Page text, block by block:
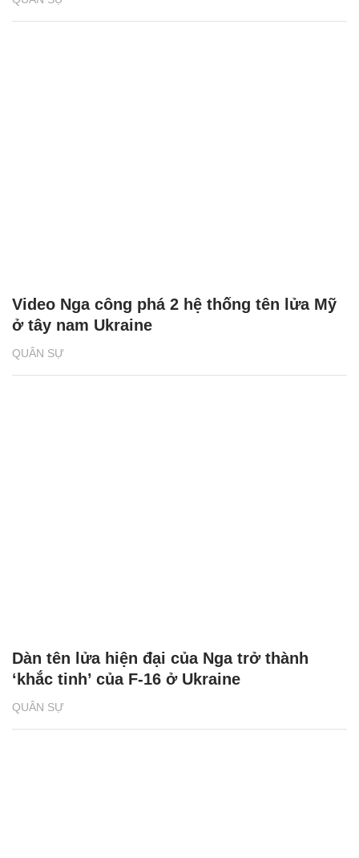
QUÂN SỰ
Video Nga công phá 2 hệ thống tên lửa Mỹ
ở tây nam Ukraine
QUÂN SỰ
Dàn tên lửa hiện đại của Nga trở thành
‘khắc tinh’ của F-16 ở Ukraine